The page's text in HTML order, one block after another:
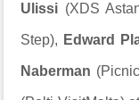
Ulissi (XDS
Step), Edward
Naberman